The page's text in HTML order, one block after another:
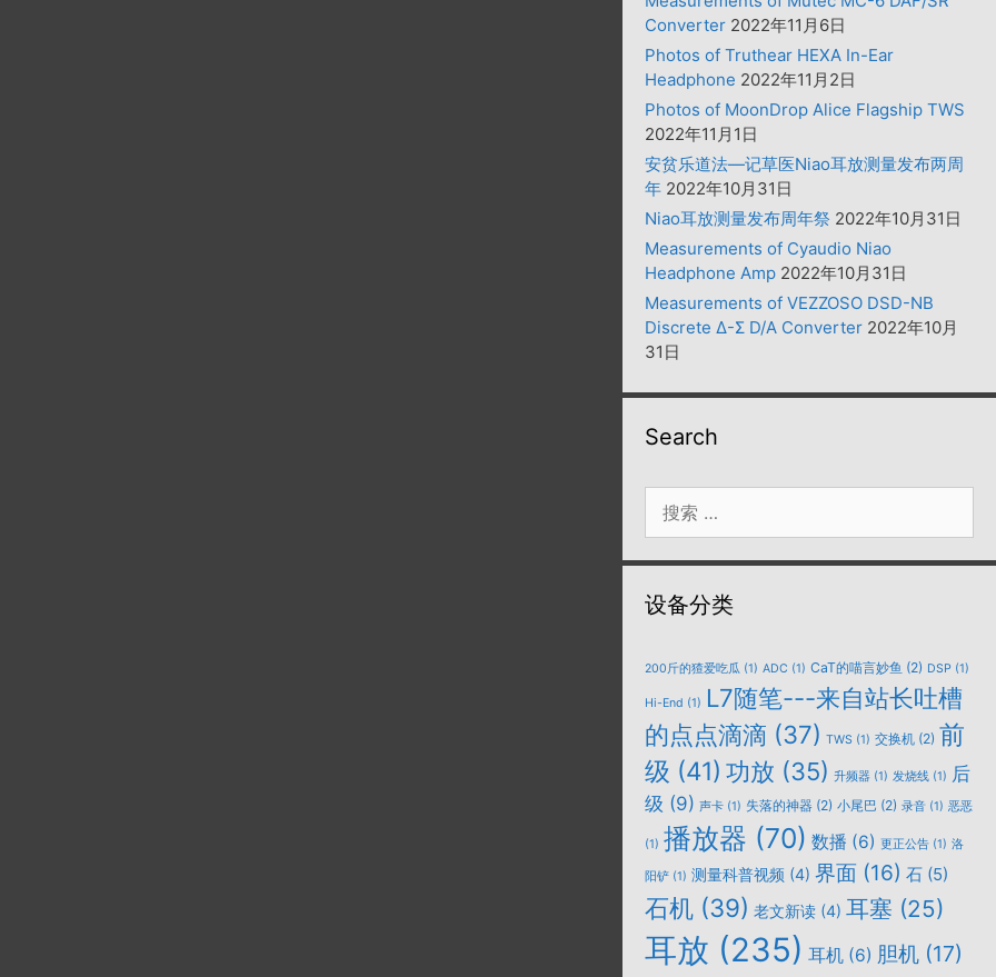
Converter 2022年11月6日
Photos of Truthear HEXA In-Ear
Headphone 2022年11月2日
Photos of MoonDrop Alice Flagship TWS
2022年11月1日
安贫乐道法—记草医Niao耳放测量发布两周
年 2022年10月31日
Niao耳放测量发布周年祭 2022年10月31日
Measurements of Cyaudio Niao
Headphone Amp 2022年10月31日
Measurements of VEZZOSO DSD-NB
Discrete Δ-Σ D/A Converter 2022年10月
31日
Search
索：
设备分类
200斤的猹爱吃瓜 (1) ADC (1) CaT的喵言妙鱼 (2) DSP (1)
Hi-End (1) L7随笔---来自站长吐槽
的点点滴滴 (37) TWS (1) 交换机 (2) 前
级 (41) 功放 (35) 升频器 (1) 发烧线 (1) 后
级 (9) 声卡 (1) 失落的神器 (2) 小尾巴 (2) 录音 (1) 恶恶
(1) 播放器 (70) 数播 (6) 更正公告 (1) 洛
阳铲 (1) 测量科普视频 (4) 界面 (16) 石 (5)
石机 (39) 老文新读 (4) 耳塞 (25)
耳放 (235) 耳机 (6) 胆机 (17)